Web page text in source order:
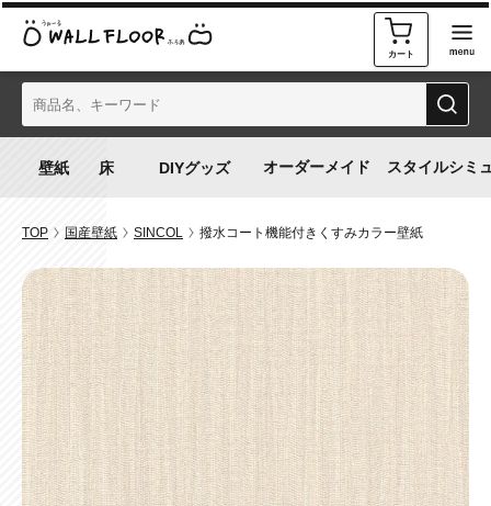
カート
オーダーメイド スタイルシミ
TOP 国産壁紙 SINCOL 撥水コート機能付きくすみカラー壁紙